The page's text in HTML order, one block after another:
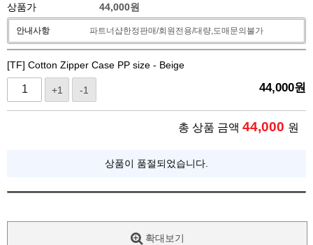
상품가 44,000원
안내사항 파트너샵한정판매/회원전용/대량,도매문의불가
[TF] Cotton Zipper Case PP size - Beige
+1 -1 44,000원
총 상품 금액 44,000 원
상품이 품절되었습니다.
확대보기